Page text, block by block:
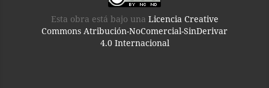
Esta obra está bajo una Licencia Creative
Commons Atribución-NoComercial-SinDerivar
4.0 Internacional